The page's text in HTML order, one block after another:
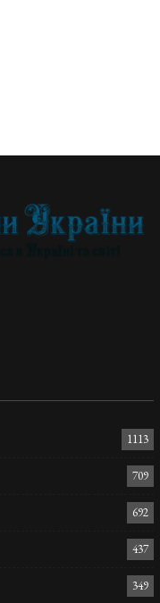
1113
709
692
437
349